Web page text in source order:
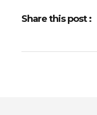
Share this post :